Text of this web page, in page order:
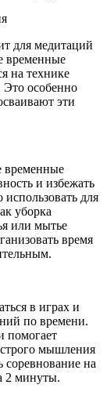
для медитаций
временные
на технике
Это особенно
эти
временные
и избежать
для
уборка
или мытье
время
в играх и
по времени.
помогает
мышления
на
2 минуты.